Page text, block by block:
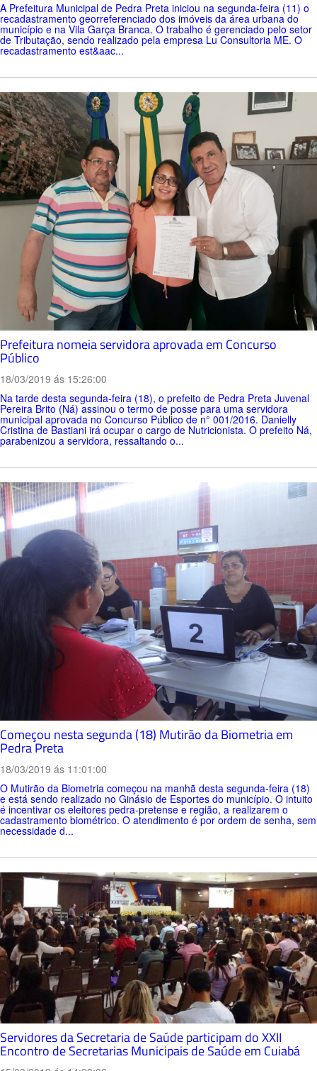
A Prefeitura Municipal de Pedra Preta iniciou na segunda-feira (11) o
recadastramento georreferenciado dos imóveis da área urbana do
município e na Vila Garça Branca. O trabalho é gerenciado pelo setor
de Tributação, sendo realizado pela empresa Lu Consultoria ME. O
recadastramento est&aac...
Prefeitura nomeia servidora aprovada em Concurso
Público
18/03/2019 ás 15:26:00
Na tarde desta segunda-feira (18), o prefeito de Pedra Preta Juvenal
Pereira Brito (Ná) assinou o termo de posse para uma servidora
municipal aprovada no Concurso Público de n° 001/2016. Danielly
Cristina de Bastiani irá ocupar o cargo de Nutricionista. O prefeito Ná,
parabenizou a servidora, ressaltando o...
Começou nesta segunda (18) Mutirão da Biometria em
Pedra Preta
18/03/2019 ás 11:01:00
O Mutirão da Biometria começou na manhã desta segunda-feira (18)
e está sendo realizado no Ginásio de Esportes do município. O intuito
é incentivar os eleitores pedra-pretense e região, a realizarem o
cadastramento biométrico. O atendimento é por ordem de senha, sem
necessidade d...
Servidores da Secretaria de Saúde participam do XXII
Encontro de Secretarias Municipais de Saúde em Cuiabá